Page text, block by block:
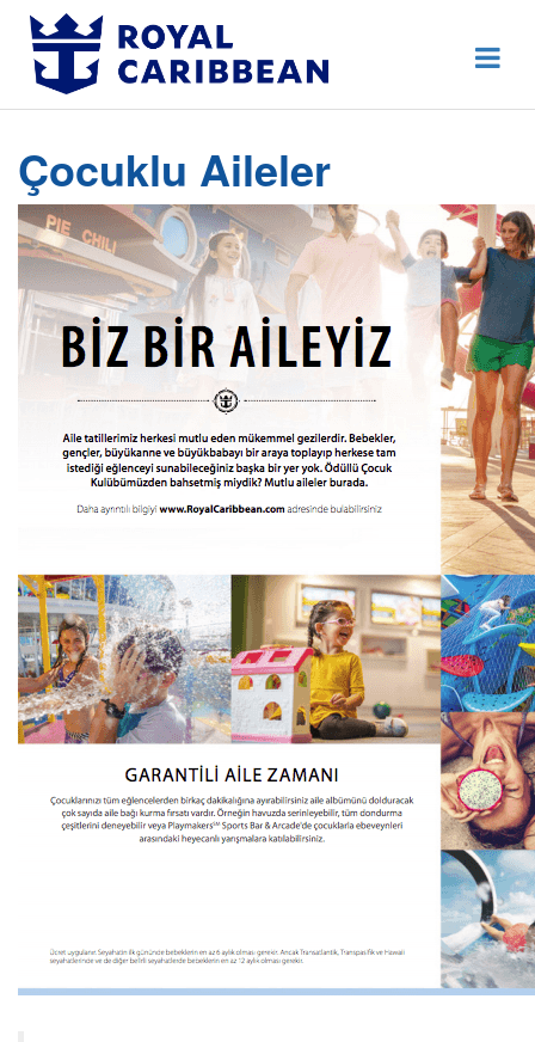
Anasayfa
Hakkımızda
İletişim
Kurumsal Geziler
Online Check In
Giriş Yap
Destek Hattı 444 80 92
Çocuklu Aileler